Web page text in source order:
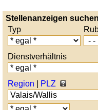
Stellenanzeigen suchen
Typ
Dienstverhältnis
Region
PLZ